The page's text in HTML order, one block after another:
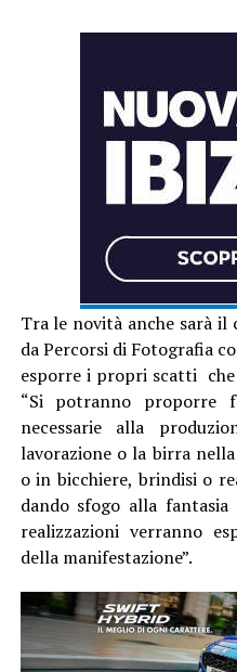
Tra le novità anche sarà
da Percorsi di Fotografia
esporre i propri scatti
“Si potranno proporre
necessarie alla
lavorazione o la birra
o in bicchiere, brindisi o
dando sfogo alla
realizzazioni verranno
della manifestazione”.